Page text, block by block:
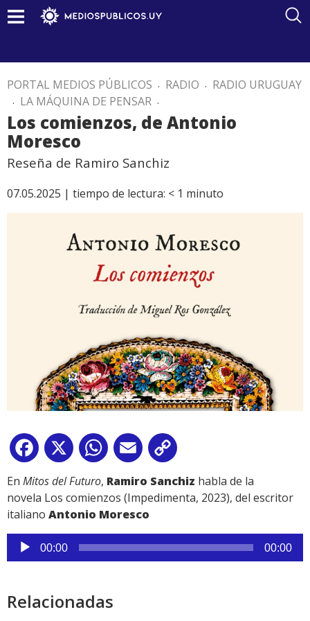
PORTAL MEDIOS PÚBLICOS . RADIO . RADIO URUGUAY
. LA MÁQUINA DE PENSAR .
Los comienzos, de Antonio
Moresco
Reseña de Ramiro Sanchiz
07.05.2025 | tiempo de lectura: < 1 minuto
Facebook
X WhatsApp
Email
Link
En Mitos del Futuro, Ramiro Sanchiz habla de la
novela Los comienzos (Impedimenta, 2023), del escritor
italiano Antonio Moresco
Reproductor
de
00:00 00:00
Relacionadas